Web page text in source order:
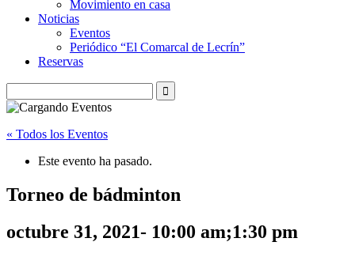
Movimiento en casa
Noticias
Eventos
Periódico “El Comarcal de Lecrín”
Reservas
« Todos los Eventos
Este evento ha pasado.
Torneo de bádminton
octubre 31, 2021- 10:00 am;1:30 pm